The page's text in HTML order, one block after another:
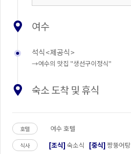
여수
석식<제공식>
→여수의 맛집 "생선구이정식"
숙소 도착 및 휴식
호텔 여수 호텔
식사 [조식] 숙소식 [중식] 짱뚱어탕